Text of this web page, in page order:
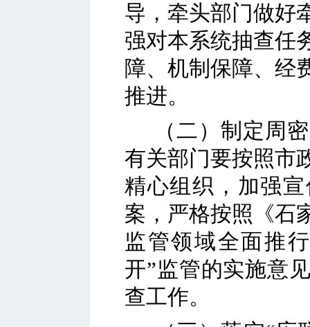
导， 牵头部门做好
强对本系统抽查任
障、机制保障、经
推进。
（二）制定周
有关部门要按照市
精心组织，加强
案，严格按照《石
监管领域全面推
开”监管的实施意
查工作。